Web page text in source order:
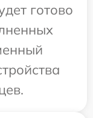
готово